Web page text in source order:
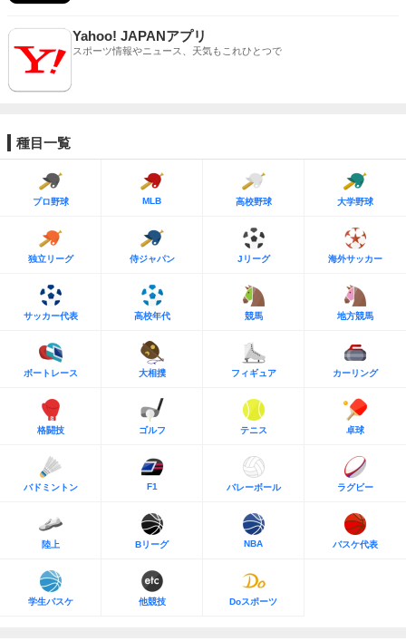
Yahoo! JAPANアプリ
スポーツ情報やニュース、天気もこれひとつで
種目一覧
プロ野球 MLB 高校野球 大学野球
独立リーグ 侍ジャパン Jリーグ 海外サッカー
サッカー代表 高校年代 競馬 地方競馬
ボートレース 大相撲 フィギュア カーリング
格闘技 ゴルフ テニス 卓球
バドミントン F1 バレーボール ラグビー
陸上 Bリーグ NBA バスケ代表
学生バスケ 他競技 Doスポーツ